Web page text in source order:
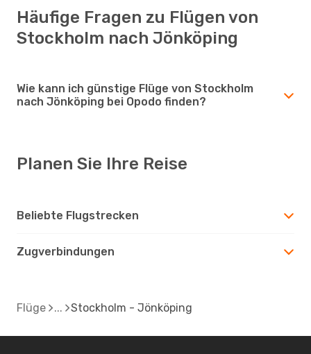
Häufige Fragen zu Flügen von
Stockholm nach Jönköping
Wie kann ich günstige Flüge von Stockholm
nach Jönköping bei Opodo finden?
Planen Sie Ihre Reise
Beliebte Flugstrecken
Zugverbindungen
Flüge Stockholm - Jönköping